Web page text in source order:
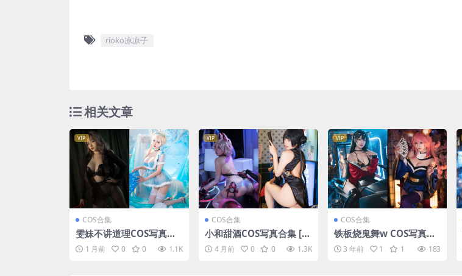
rioko凉凉子
相关文章
VIP
COS合集
雯妹不讲道理COS写真合
集 [156套][持续更新]
1 月前 0 0 1.1K
VIP
COS合集
小和甜酒COS写真合集 [2
3套][持续更新]
4 月前 0 0 1.3K
VIP
COS合集
铁板烧鬼舞w COS写真合
集 [38套][持续更新]
3 年前 1 1 183